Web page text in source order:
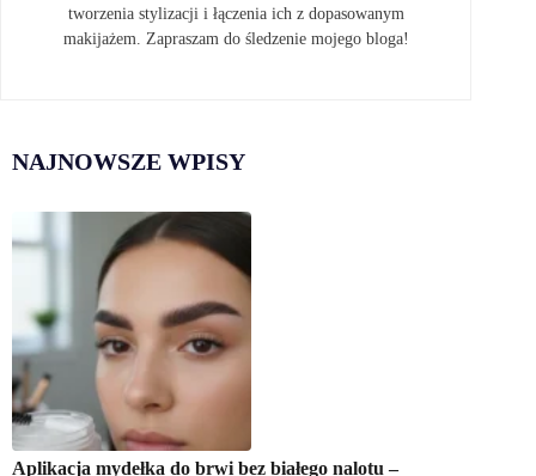
tworzenia stylizacji i łączenia ich z dopasowanym
makijażem. Zapraszam do śledzenie mojego bloga!
NAJNOWSZE WPISY
Aplikacja mydełka do brwi bez białego nalotu –